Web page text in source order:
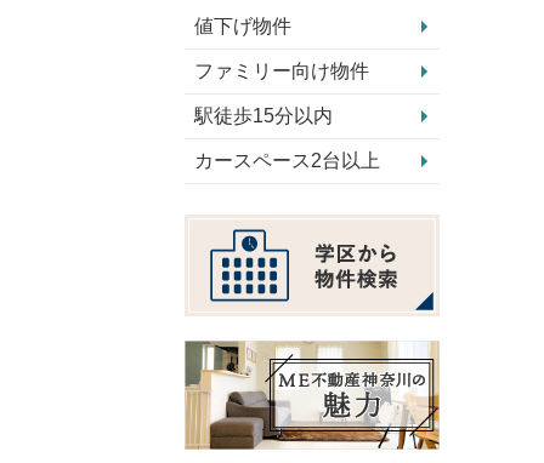
値下げ物件
ファミリー向け物件
駅徒歩15分以内
カースペース2台以上